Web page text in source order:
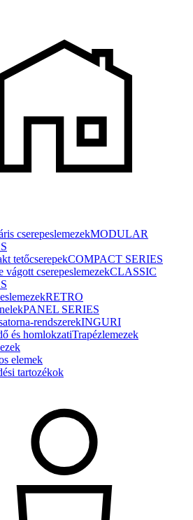
cserepeslemezekMODULAR
tetőcserepekCOMPACT SERIES
vágott cserepeslemezekCLASSIC
RETRO
PANEL SERIES
rendszerekINGURI
és homlokzatiTrapézlemezek
elemek
tartozékok